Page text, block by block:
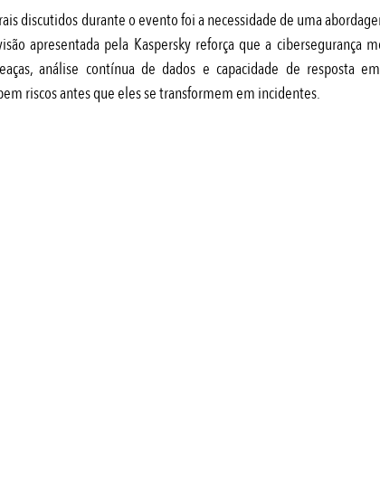
discutidos durante o evento foi a necessidade de uma
apresentada pela Kaspersky reforça que a cibersegurança
análise contínua de dados e capacidade de resposta
riscos antes que eles se transformem em incidentes.